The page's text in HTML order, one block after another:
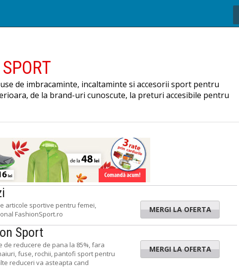
de imbracaminte, incaltaminte si accesorii sport pentru
de la brand-uri cunoscute, la preturi accesibile pentru
articole sportive pentru femei,
FashionSport.ro
MERGI LA OFERTA
Sport
reducere de pana la 85%, fara
fuse, rochii, pantofi sport pentru
reduceri va asteapta cand
MERGI LA OFERTA